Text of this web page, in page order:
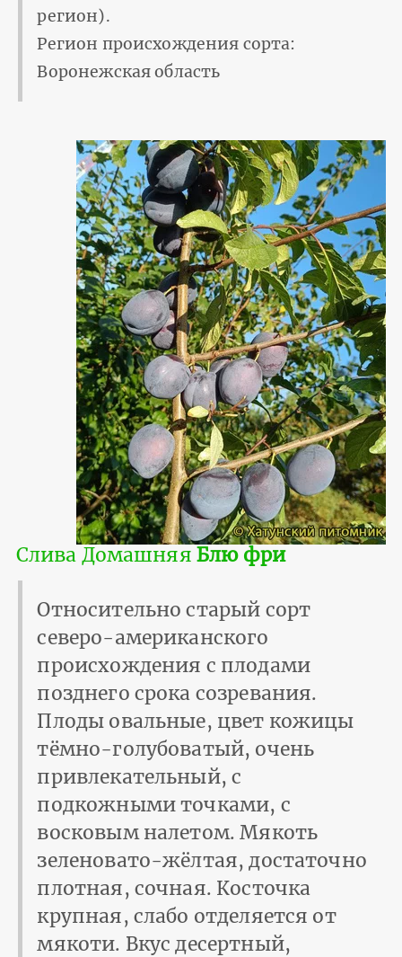
регион).
Регион происхождения сорта:
Воронежская область
Слива Домашняя Блю фри
Относительно старый сорт
северо-американского
происхождения с плодами
позднего срока созревания.
Плоды овальные, цвет кожицы
тёмно-голубоватый, очень
привлекательный, с
подкожными точками, с
восковым налетом. Мякоть
зеленовато-жёлтая, достаточно
плотная, сочная. Косточка
крупная, слабо отделяется от
мякоти. Вкус десертный,